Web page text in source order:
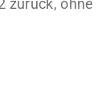
zurück, ohne